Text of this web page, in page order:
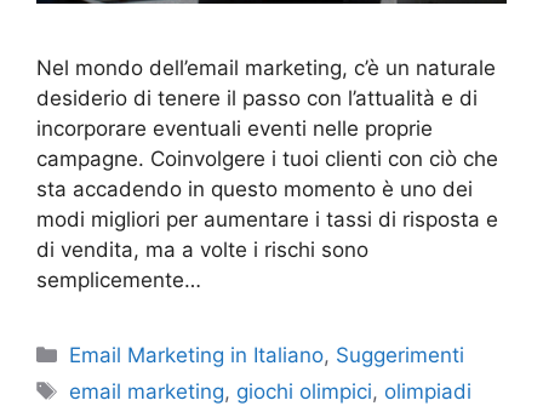
Nel mondo dell’email marketing, c’è un naturale
desiderio di tenere il passo con l’attualità e di
incorporare eventuali eventi nelle proprie
campagne. Coinvolgere i tuoi clienti con ciò che
sta accadendo in questo momento è uno dei
modi migliori per aumentare i tassi di risposta e
di vendita, ma a volte i rischi sono
semplicemente…
Categories
Email Marketing in Italiano, Suggerimenti
Tags
email marketing, giochi olimpici, olimpiadi